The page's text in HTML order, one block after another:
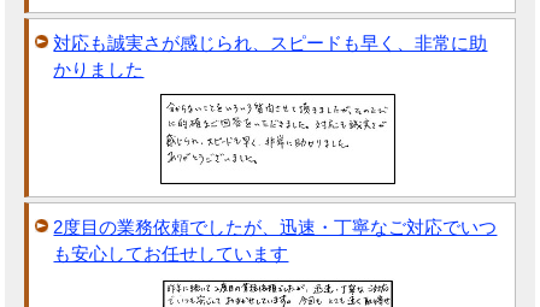
対応も誠実さが感じられ、スピードも早く、非常に助
かりました
2度目の業務依頼でしたが、迅速・丁寧なご対応でいつ
も安心してお任せしています